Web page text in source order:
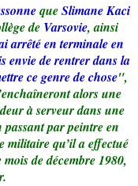
queSlimane Kaci
de Varsovie, ainsi
arrêté en terminale en
envie de rentrer dans la
ce genre de chose",
alors une
à serveur dans une
passant par peintre en
militaire qu’il a effectué
mois de décembre 1980,